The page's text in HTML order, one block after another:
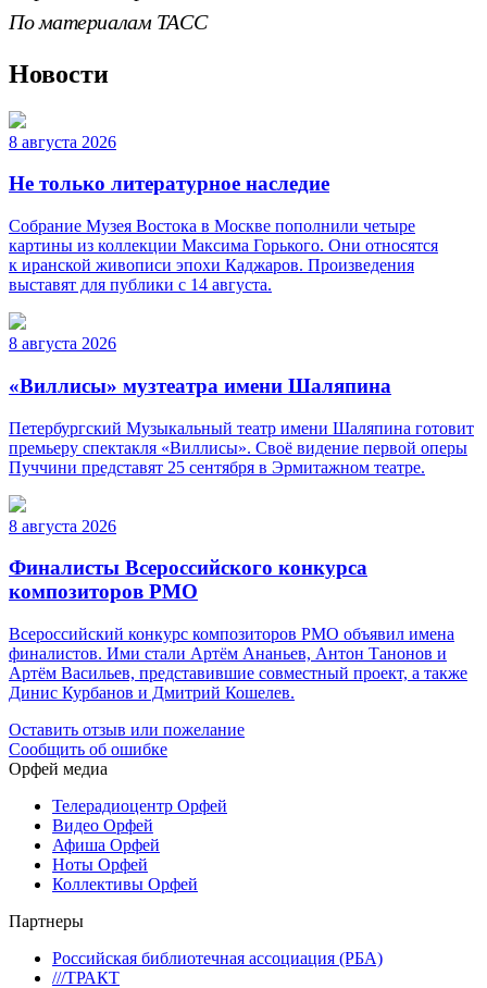
По материалам ТАСС
Новости
8 августа 2026
Не только литературное наследие
Собрание Музея Востока в Москве пополнили четыре
картины из коллекции Максима Горького. Они относятся
к иранской живописи эпохи Каджаров. Произведения
выставят для публики с 14 августа.
8 августа 2026
«Виллисы» музтеатра имени Шаляпина
Петербургский Музыкальный театр имени Шаляпина готовит
премьеру спектакля «Виллисы». Своё видение первой оперы
Пуччини представят 25 сентября в Эрмитажном театре.
8 августа 2026
Финалисты Всероссийского конкурса
композиторов РМО
Всероссийский конкурс композиторов РМО объявил имена
финалистов. Ими стали Артём Ананьев, Антон Танонов и
Артём Васильев, представившие совместный проект, а также
Динис Курбанов и Дмитрий Кошелев.
Оставить отзыв или пожелание
Сообщить об ошибке
Орфей медиа
Телерадиоцентр Орфей
Видео Орфей
Афиша Орфей
Ноты Орфей
Коллективы Орфей
Партнеры
Российская библиотечная ассоциация (РБА)
///ТРАКТ